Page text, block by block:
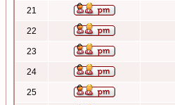
21
22
23
24
25